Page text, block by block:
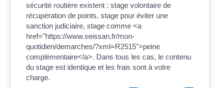
sécurité routière existent : stage volontaire de
récupération de points, stage pour éviter une
sanction judiciaire, stage comme <a
href="https://www.seissan.fr/mon-
quotidien/demarches/?xml=R2515">peine
complémentaire</a>. Dans tous les cas, le contenu
du stage est identique et les frais sont à votre
charge.